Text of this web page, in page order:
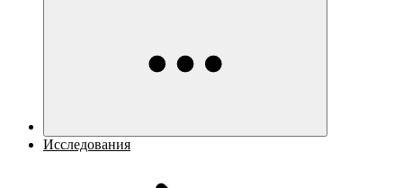
Исследования